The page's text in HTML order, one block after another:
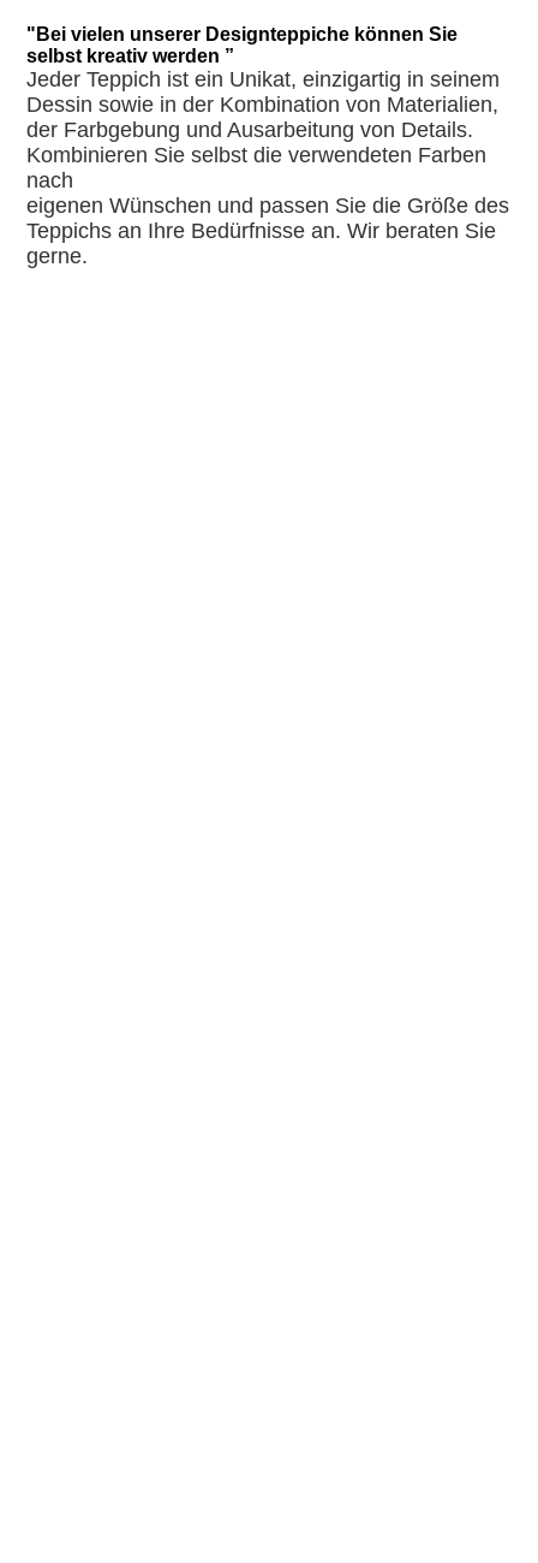
"Bei vielen unserer Designteppiche können Sie
selbst kreativ werden ”
Jeder Teppich ist ein Unikat, einzigartig in seinem
Dessin sowie in der Kombination von Materialien,
der Farbgebung und Ausarbeitung von Details.
Kombinieren Sie selbst die verwendeten Farben
nach
eigenen Wünschen und passen Sie die Größe des
Teppichs an Ihre Bedürfnisse an. Wir beraten Sie
gerne.